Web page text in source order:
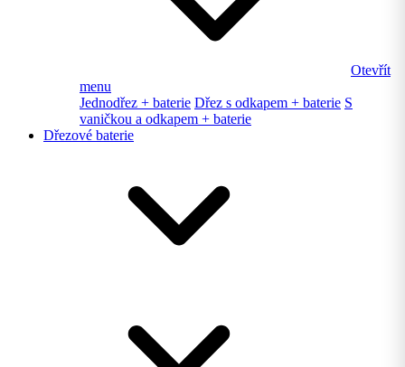
Otevřít
menu
Jednodřez + baterie Dřez s odkapem + baterie S
vaničkou a odkapem + baterie
Dřezové baterie